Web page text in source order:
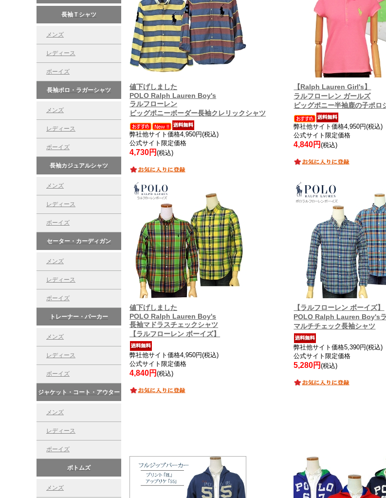
長袖Ｔシャツ
メンズ
レディース
ボーイズ
長袖ポロ・ラガーシャツ
メンズ
レディース
ボーイズ
長袖カジュアルシャツ
メンズ
レディース
ボーイズ
セーター・カーディガン
メンズ
レディース
ボーイズ
トレーナー・パーカー
メンズ
レディース
ボーイズ
ジャケット・コート・アウター
メンズ
レディース
ボーイズ
ボトムズ
メンズ
値下げしました
POLO Ralph Lauren Boy's
ラルフローレン
ビッグポニーボーダー長袖クレリックシャツ
弊社他サイト価格4,950円(税込)
公式サイト限定価格
4,730円(税込)
【Ralph Lauren Girl's】
ラルフローレン ガールズ
ビッグポニー半袖鹿の子ポロ
弊社他サイト価格4,950円(税込)
公式サイト限定価格
4,840円(税込)
値下げしました
POLO Ralph Lauren Boy's
長袖マドラスチェックシャツ
【ラルフローレン ボーイズ】
弊社他サイト価格4,950円(税込)
公式サイト限定価格
4,840円(税込)
【ラルフローレン ボーイズ】
POLO Ralph Lauren Boy's
マルチチェック長袖シャツ
弊社他サイト価格5,390円(税込)
公式サイト限定価格
5,280円(税込)